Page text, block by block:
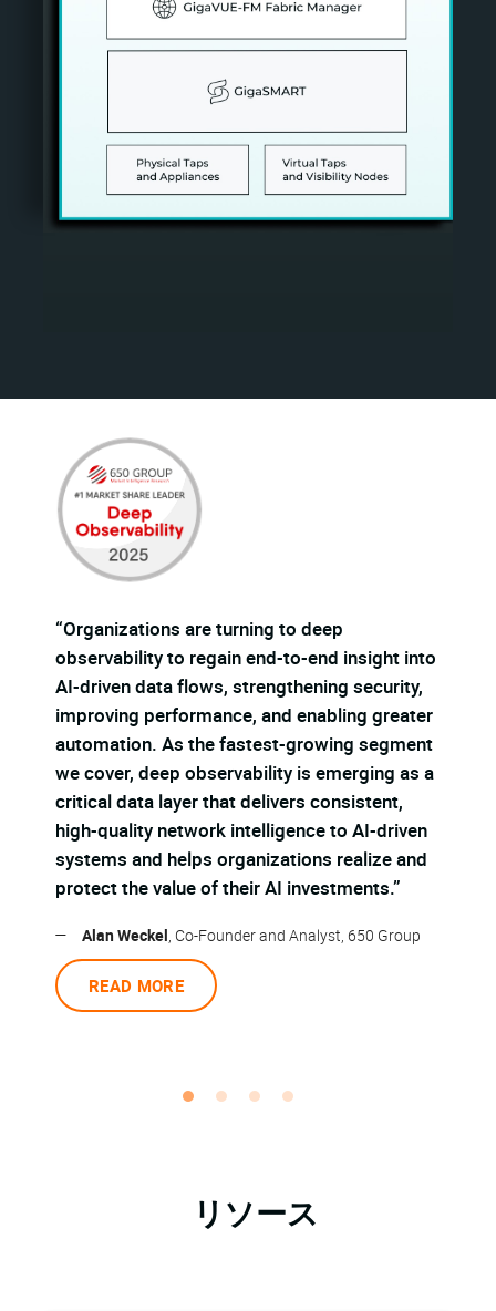
“Organizations are turning to deep
observability to regain end-to-end insight into
AI-driven data flows, strengthening security,
improving performance, and enabling greater
automation. As the fastest-growing segment
we cover, deep observability is emerging as a
critical data layer that delivers consistent,
high-quality network intelligence to AI-driven
systems and helps organizations realize and
protect the value of their AI investments.”
— Alan Weckel, Co-Founder and Analyst, 650 Group
READ MORE
リソース